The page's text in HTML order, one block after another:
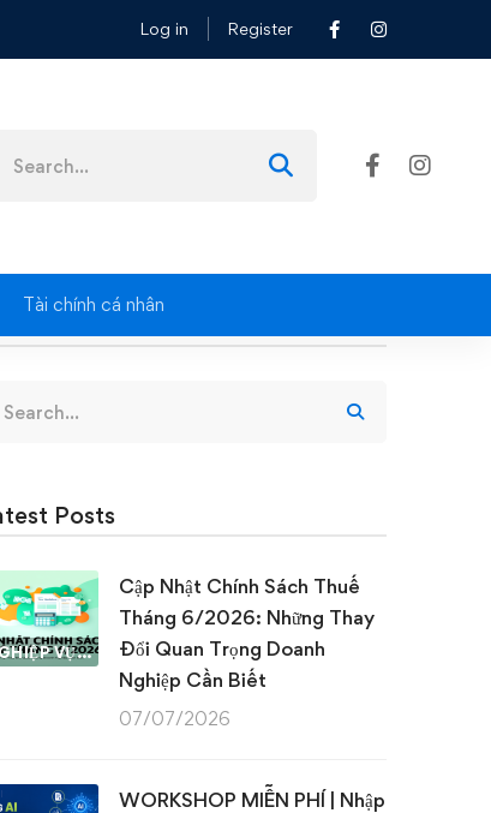
Log in Register
Tài chính cá nhân
Posts
NGHIỆP VỤ KẾ TOÁN & THUẾ
Cập Nhật Chính Sách Thuế
Tháng 6/2026: Những Thay
Đổi Quan Trọng Doanh
Nghiệp Cần Biết
07/07/2026
WORKSHOP MIỄN PHÍ | Nhập